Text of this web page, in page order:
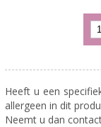
Heeft u een
allergeen in dit
Neemt u dan